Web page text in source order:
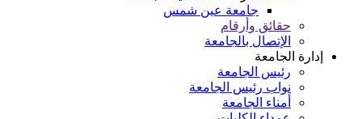
جامعة عين شمس
حقائق وأرقام
الإتصال بالجامعة
إدارة الجامعة
رئيس الجامعة
نواب رئيس الجامعة
أمناء الجامعة